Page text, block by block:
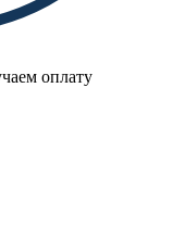
оплату